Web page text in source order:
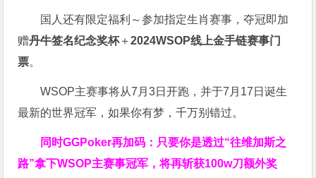
国人还有限定福利～参加指定生肖赛事，夺冠即加
赠丹牛签名纪念奖杯＋2024WSOP线上金手链赛事门
票。
WSOP主赛事将从7月3日开跑，并于7月17日诞生
最新的世界冠军，如果你有梦，千万别错过。
同时GGPoker再加码：只要你是透过“往维加斯之
路”拿下WSOP主赛事冠军，将再斩获100w刀额外奖